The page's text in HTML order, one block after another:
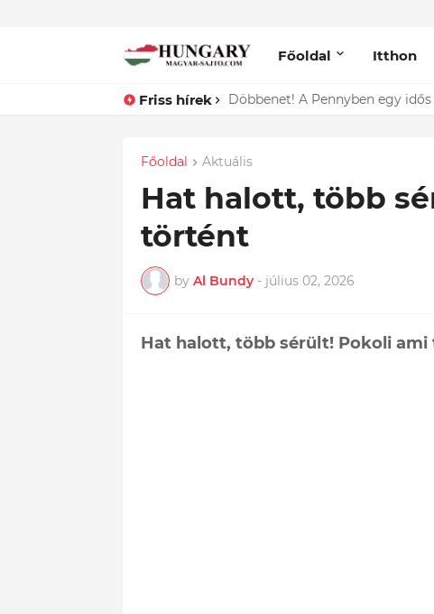
Főoldal Itthon
Friss hírek Lefotózták Oláh Ibolyát, amint
Főoldal Aktuális
Hat halott, több
történt
by Al Bundy - július 02, 2026
Hat halott, több sérült! Pokoli